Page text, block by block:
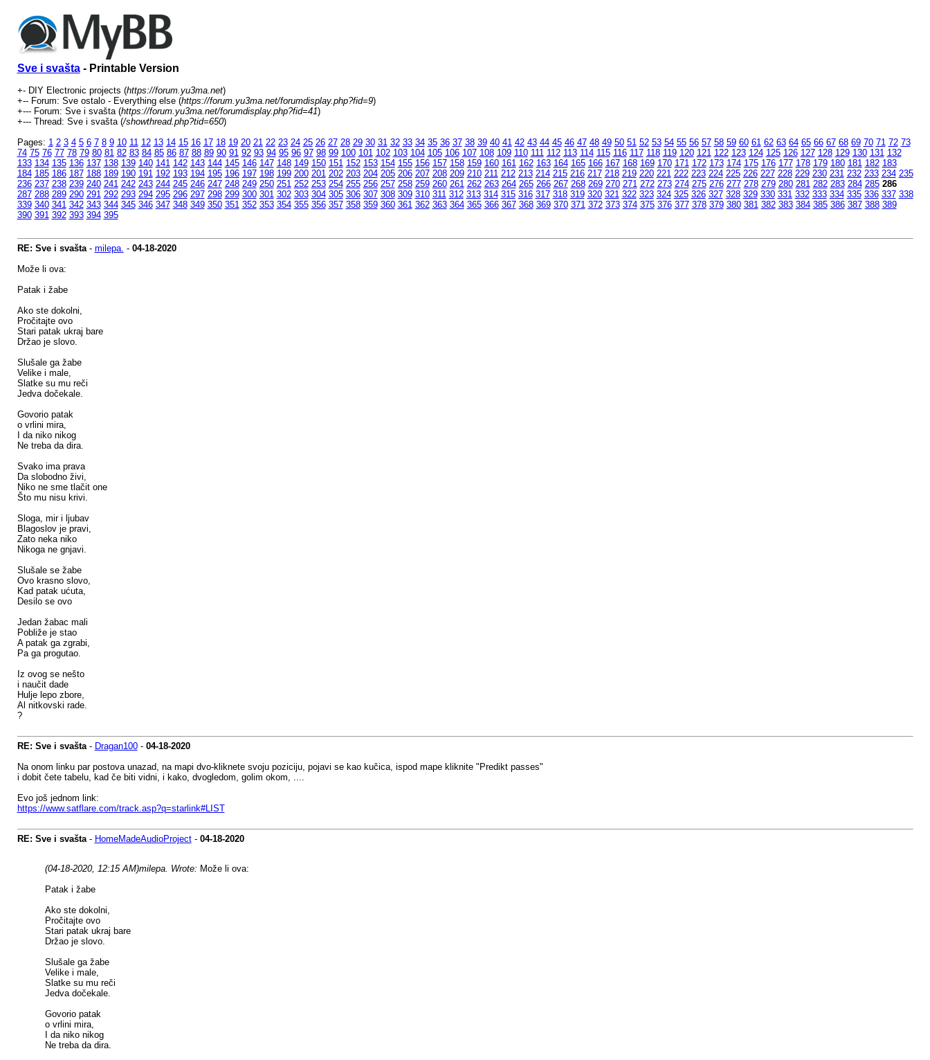
Sve i svašta- Printable Version
+- DIY Electronic projects (https://forum.yu3ma.net)
+-- Forum: Sve ostalo - Everything else (https://forum.yu3ma.net/forumdisplay.php?fid=9)
+--- Forum: Sve i svašta (https://forum.yu3ma.net/forumdisplay.php?fid=41)
+--- Thread: Sve i svašta (/showthread.php?tid=650)
Pages: 1 2 3 4 5 6 7 8 9 10 11 12 13 14 15 16 17 18 19 20 21 22 23 24 25 26 27 28 29 30 31 32 33 34 35 36 37 38 39 40 41 42 43 44 45 46 47 48 49 50 51 52 53 54 55 56 57 58 59 60 61 62 63 64 65 66 67 68 69 70 71 72 73
74 75 76 77 78 79 80 81 82 83 84 85 86 87 88 89 90 91 92 93 94 95 96 97 98 99 100 101 102 103 104 105 106 107 108 109 110 111 112 113 114 115 116 117 118 119 120 121 122 123 124 125 126 127 128 129 130 131 132
133 134 135 136 137 138 139 140 141 142 143 144 145 146 147 148 149 150 151 152 153 154 155 156 157 158 159 160 161 162 163 164 165 166 167 168 169 170 171 172 173 174 175 176 177 178 179 180 181 182 183
184 185 186 187 188 189 190 191 192 193 194 195 196 197 198 199 200 201 202 203 204 205 206 207 208 209 210 211 212 213 214 215 216 217 218 219 220 221 222 223 224 225 226 227 228 229 230 231 232 233 234 235
236 237 238 239 240 241 242 243 244 245 246 247 248 249 250 251 252 253 254 255 256 257 258 259 260 261 262 263 264 265 266 267 268 269 270 271 272 273 274 275 276 277 278 279 280 281 282 283 284 285 286
287 288 289 290 291 292 293 294 295 296 297 298 299 300 301 302 303 304 305 306 307 308 309 310 311 312 313 314 315 316 317 318 319 320 321 322 323 324 325 326 327 328 329 330 331 332 333 334 335 336 337 338
339 340 341 342 343 344 345 346 347 348 349 350 351 352 353 354 355 356 357 358 359 360 361 362 363 364 365 366 367 368 369 370 371 372 373 374 375 376 377 378 379 380 381 382 383 384 385 386 387 388 389
390 391 392 393 394 395
RE: Sve i svašta- milepa. - 04-18-2020
Može li ova:
Patak i žabe
Ako ste dokolni,
Pročitajte ovo
Stari patak ukraj bare
Držao je slovo.
Slušale ga žabe
Velike i male,
Slatke su mu reči
Jedva dočekale.
Govorio patak
o vrlini mira,
I da niko nikog
Ne treba da dira.
Svako ima prava
Da slobodno živi,
Niko ne sme tlačit one
Što mu nisu krivi.
Sloga, mir i ljubav
Blagoslov je pravi,
Zato neka niko
Nikoga ne gnjavi.
Slušale se žabe
Ovo krasno slovo,
Kad patak ućuta,
Desilo se ovo
Jedan žabac mali
Pobliže je stao
A patak ga zgrabi,
Pa ga progutao.
Iz ovog se nešto
i naučit dade
Hulje lepo zbore,
Al nitkovski rade.
?
RE: Sve i svašta- Dragan100- 04-18-2020
Na onom linku par postova unazad, na mapi dvo-kliknete svoju poziciju, pojavi se kao kučica, ispod mape kliknite "Predikt passes"
i dobit čete tabelu, kad če biti vidni, i kako, dvogledom, golim okom, ....
Evo još jednom link:
https://www.satflare.com/track.asp?q=starlink#LIST
RE: Sve i svašta- HomeMadeAudioProject- 04-18-2020
(04-18-2020, 12:15 AM)milepa. Wrote: Može li ova:
Patak i žabe
Ako ste dokolni,
Pročitajte ovo
Stari patak ukraj bare
Držao je slovo.
Slušale ga žabe
Velike i male,
Slatke su mu reči
Jedva dočekale.
Govorio patak
o vrlini mira,
I da niko nikog
Ne treba da dira.